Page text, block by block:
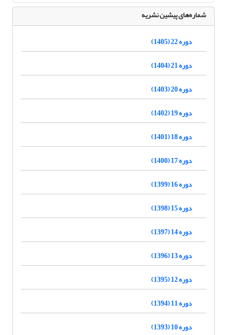
شماره‌های پیشین نشریه
دوره 22 (1405)
دوره 21 (1404)
دوره 20 (1403)
دوره 19 (1402)
دوره 18 (1401)
دوره 17 (1400)
دوره 16 (1399)
دوره 15 (1398)
دوره 14 (1397)
دوره 13 (1396)
دوره 12 (1395)
دوره 11 (1394)
دوره 10 (1393)